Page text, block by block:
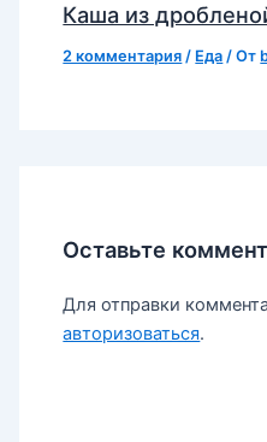
Каша из
2 комментария / Еда / От
Оставьте
Для отправки
авторизоваться.